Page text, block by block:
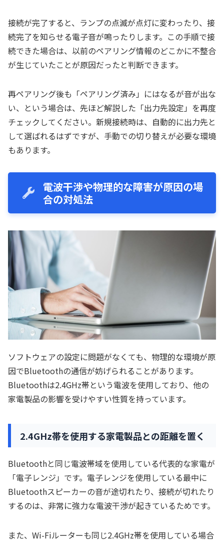
接続が完了すると、ランプの点滅が点灯に変わったり、接
続完了を知らせる電子音が鳴ったりします。この手順で接
続できた場合は、以前のペアリング情報のどこかに不整合
が生じていたことが原因だったと判断できます。
再ペアリング後も「ペアリング済み」にはなるが音が出な
い、という場合は、先ほど解説した「出力先設定」を再度
チェックしてください。新規接続時は、自動的に出力先と
して選ばれるはずですが、手動での切り替えが必要な環境
もあります。
電波干渉や物理的な障害が原因の場
合の対処法
ソフトウェアの設定に問題がなくても、物理的な環境が原
因でBluetoothの通信が妨げられることがあります。
Bluetoothは2.4GHz帯という電波を使用しており、他の
家電製品の影響を受けやすい性質を持っています。
2.4GHz帯を使用する家電製品との距離を置く
Bluetoothと同じ電波帯域を使用している代表的な家電が
「電子レンジ」です。電子レンジを使用している最中に
Bluetoothスピーカーの音が途切れたり、接続が切れたり
するのは、非常に強力な電波干渉が起きているためです。
また、Wi-Fiルーターも同じ2.4GHz帯を使用している場合